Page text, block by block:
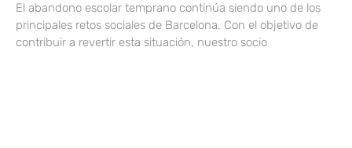
El abandono escolar temprano continúa siendo uno de los
principales retos sociales de Barcelona. Con el objetivo de
contribuir a revertir esta situación, nuestro socio